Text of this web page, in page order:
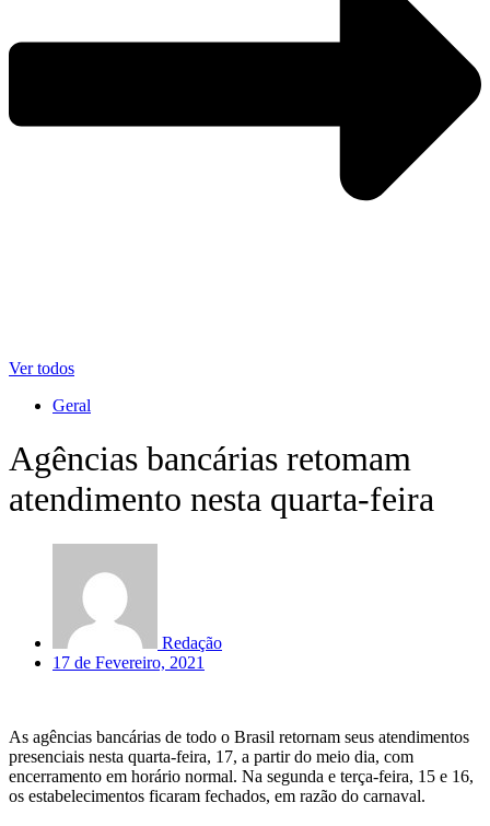
Ver todos
Geral
Agências bancárias retomam
atendimento nesta quarta-feira
Redação
17 de Fevereiro, 2021
As agências bancárias de todo o Brasil retornam seus atendimentos
presenciais nesta quarta-feira, 17, a partir do meio dia, com
encerramento em horário normal. Na segunda e terça-feira, 15 e 16,
os estabelecimentos ficaram fechados, em razão do carnaval.